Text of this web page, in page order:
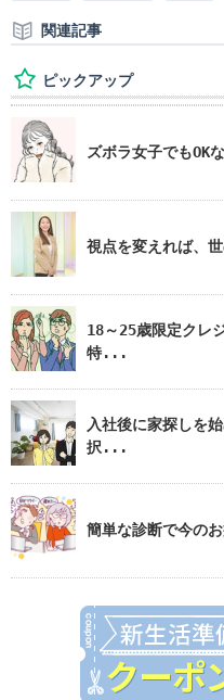
関連記事
ピックアップ
ズボラ女子でもOK
視点を変えれば、
18～25歳限定クレ
特...
入社後に家探しを
択...
簡単な診断で今の